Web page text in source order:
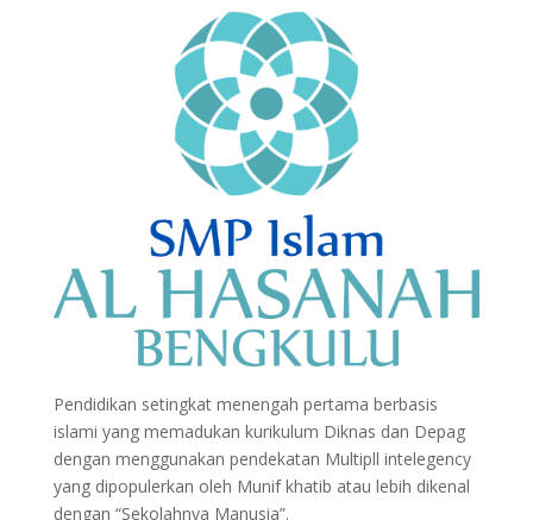
Pendidikan setingkat menengah pertama berbasis
islami yang memadukan kurikulum Diknas dan Depag
dengan menggunakan pendekatan Multipll intelegency
yang dipopulerkan oleh Munif khatib atau lebih dikenal
dengan “Sekolahnya Manusia”.